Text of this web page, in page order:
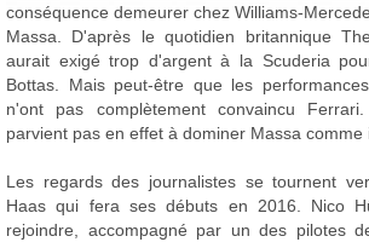
conséquence demeurer chez Williams-
Massa. D'après le quotidien britannique
aurait exigé trop d'argent à la Scuderia
Bottas. Mais peut-être que les
n'ont pas complètement convaincu
parvient pas en effet à dominer Massa comme
Les regards des journalistes se tournent
Haas qui fera ses débuts en 2016. Nico
rejoindre, accompagné par un des pilotes